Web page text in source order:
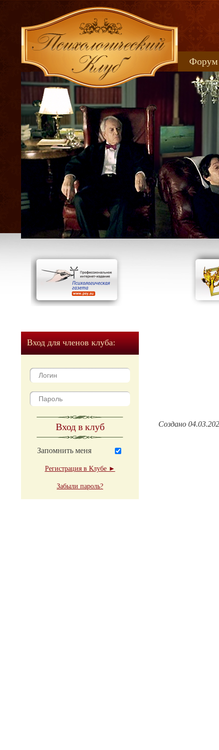
Форум
Вход для членов клуба:
Вход в клуб
Запомнить меня
Регистрация в Клубе ►
Забыли пароль?
Создано